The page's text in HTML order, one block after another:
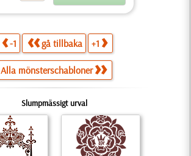
-1 gå tillbaka +1
Alla mönsterschabloner
Slumpmässigt urval